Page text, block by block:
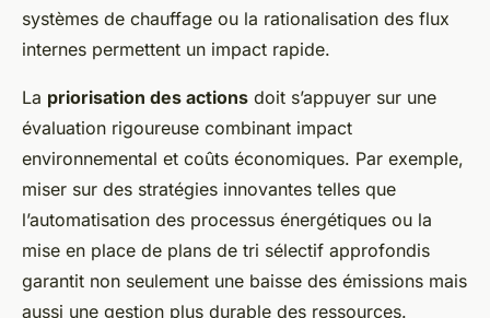
systèmes de chauffage ou la rationalisation des flux
internes permettent un impact rapide.
La priorisation des actions doit s’appuyer sur une
évaluation rigoureuse combinant impact
environnemental et coûts économiques. Par exemple,
miser sur des stratégies innovantes telles que
l’automatisation des processus énergétiques ou la
mise en place de plans de tri sélectif approfondis
garantit non seulement une baisse des émissions mais
aussi une gestion plus durable des ressources.